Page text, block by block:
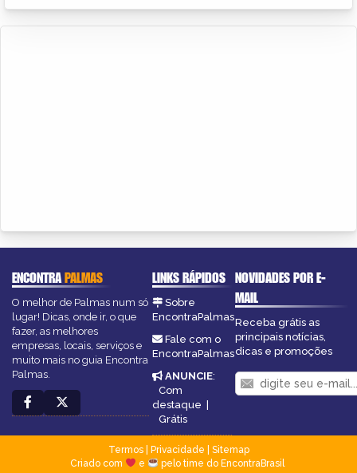
ENCONTRAPALMAS
O melhor de Palmas num só
lugar! Dicas, onde ir, o que
fazer, as melhores
empresas, locais, serviços e
muito mais no guia Encontra
Palmas.
LINKS RÁPIDOS
Sobre
EncontraPalmas
Fale com o
EncontraPalmas
ANUNCIE:
Com
destaque |
Grátis
NOVIDADES POR E-
MAIL
Receba grátis as
principais notícias,
dicas e promoções
Termos| Privacidade
Sitemap
Criado com
e pelo time do EncontraBrasil